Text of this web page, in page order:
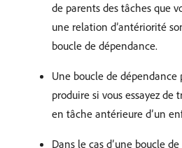
de parents des tâches que
une relation d’antériorité
boucle de dépendance.
Une boucle de
produire si vous essayez
en tâche antérieure d’un
Dans le cas d’une boucle